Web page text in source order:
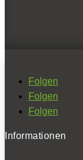
Folgen
Folgen
Folgen
Informationen